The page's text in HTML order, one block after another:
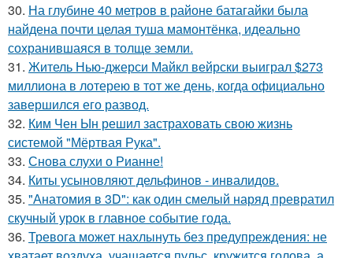
30. На глубине 40 метров в районе батагайки была
найдена почти целая туша мамонтёнка, идеально
сохранившаяся в толще земли.
31. Житель Нью-джерси Майкл вейрски выиграл $273
миллиона в лотерею в тот же день, когда официально
завершился его развод.
32. Ким Чен Ын решил застраховать свою жизнь
системой "Мёртвая Рука".
33. Снова слухи о Рианне!
34. Киты усыновляют дельфинов - инвалидов.
35. "Анатомия в 3D": как один смелый наряд превратил
скучный урок в главное событие года.
36. Тревога может нахлынуть без предупреждения: не